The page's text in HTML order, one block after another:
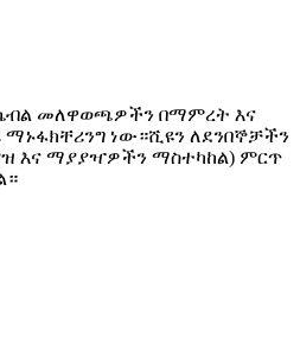
መለዋወጫዎችን በማምረት እና
ማኑፋክቸሪንግ ነው።ሺዩን ለደንበኞቻችን
እና ማያያዣዎችን ማስተካከል) ምርጥ